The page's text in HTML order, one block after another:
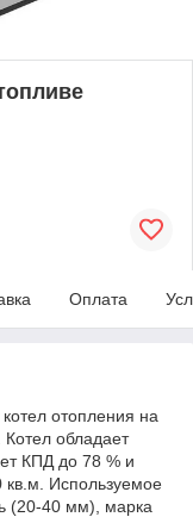
Оплата
отопления на
обладает
КПД до 78 % и
Используемое
(20-40 мм), марка